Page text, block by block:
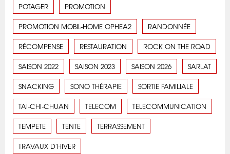
POTAGER PROMOTION
PROMOTION MOBIL-HOME OPHEA2 RANDONNÉE
RÉCOMPENSE RESTAURATION ROCK ON THE ROAD
SAISON 2022 SAISON 2023 SAISON 2026 SARLAT
SNACKING SONO THÉRAPIE SORTIE FAMILIALE
TAI-CHI-CHUAN TELECOM TELECOMMUNICATION
TEMPETE TENTE TERRASSEMENT
TRAVAUX D'HIVER